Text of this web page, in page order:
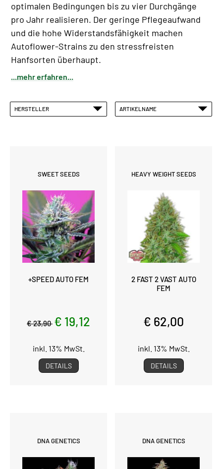
optimalen Bedingungen bis zu vier Durchgänge
pro Jahr realisieren. Der geringe Pflegeaufwand
und die hohe Widerstandsfähigkeit machen
Autoflower-Strains zu den stressfreisten
Hanfsorten überhaupt.
...mehr erfahren...
HERSTELLER ARTIKELNAME
SWEET SEEDS
+SPEED AUTO FEM
€ 23,90 € 19,12
inkl. 13% MwSt.
DETAILS
HEAVY WEIGHT SEEDS
2 FAST 2 VAST AUTO
FEM
€ 62,00
inkl. 13% MwSt.
DETAILS
DNA GENETICS DNA GENETICS